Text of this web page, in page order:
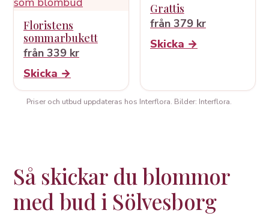
Floristens
sommarbukett
från 339 kr
Skicka →
Grattis
från 379 kr
Skicka →
Priser och utbud uppdateras hos Interflora. Bilder: Interflora.
Så skickar du blommor
med bud i Sölvesborg